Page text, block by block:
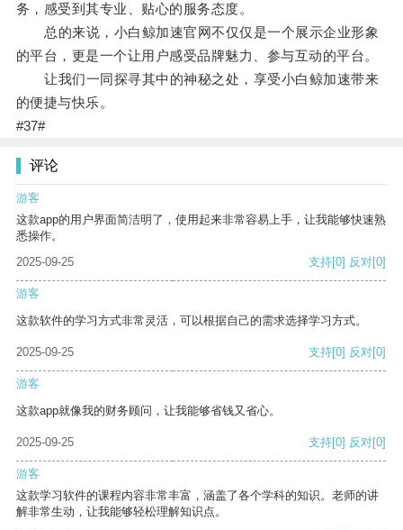
务，感受到其专业、贴心的服务态度。
总的来说，小白鲸加速官网不仅仅是一个展示企业形象
的平台，更是一个让用户感受品牌魅力、参与互动的平台。
让我们一同探寻其中的神秘之处，享受小白鲸加速带来
的便捷与快乐。
#37#
评论
游客
这款app的用户界面简洁明了，使用起来非常容易上手，让我能够快速熟
悉操作。
2025-09-25
支持[0] 反对[0]
游客
这款软件的学习方式非常灵活，可以根据自己的需求选择学习方式。
2025-09-25 支持[0] 反对[0]
游客
这款app就像我的财务顾问，让我能够省钱又省心。
2025-09-25 支持[0] 反对[0]
游客
这款学习软件的课程内容非常丰富，涵盖了各个学科的知识。老师的讲
解非常生动，让我能够轻松理解知识点。